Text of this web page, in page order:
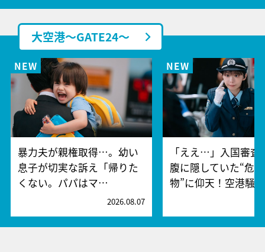
大空港～GATE24～
暴力夫が親権取得…。幼い
息子が切実な訴え「帰りた
くない。パパはマ…
2026.08.07
「ええ…」入国審査
腹に隠していた“危
物”に仰天！空港騒